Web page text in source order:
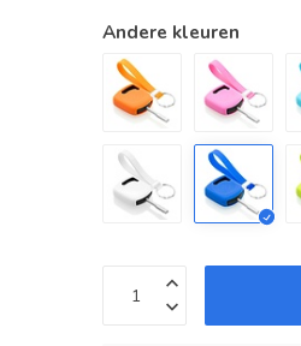
Andere kleuren